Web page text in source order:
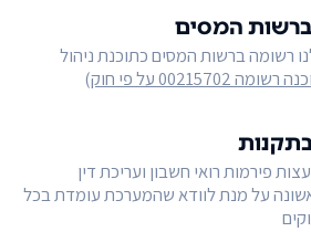
המסים
רשומה ברשות המסים כתוכנת ניהול
רשומה 00215702 על פי חוק )
פירמות רואי חשבון ועריכת דין
על מנת לוודא שהמערכת עומדת בכל